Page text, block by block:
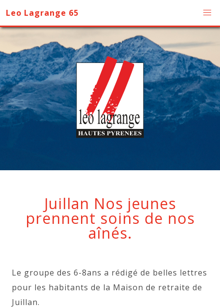
Leo Lagrange 65
Juillan Nos jeunes
prennent soins de nos
aînés.
Le groupe des 6-8ans a rédigé de belles lettres
pour les habitants de la Maison de retraite de
Juillan.